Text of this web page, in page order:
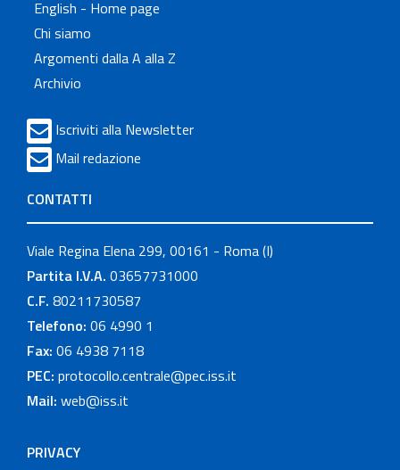
English - Home page
Chi siamo
Argomenti dalla A alla Z
Archivio
Iscriviti alla Newsletter
Mail redazione
CONTATTI
Viale Regina Elena 299, 00161 - Roma (I)
Partita I.V.A. 03657731000
C.F. 80211730587
Telefono: 06 4990 1
Fax: 06 4938 7118
PEC: protocollo.centrale@pec.iss.it
Mail: web@iss.it
PRIVACY